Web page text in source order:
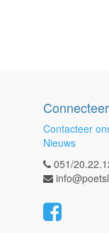
Contacteer
Nieuws
051/